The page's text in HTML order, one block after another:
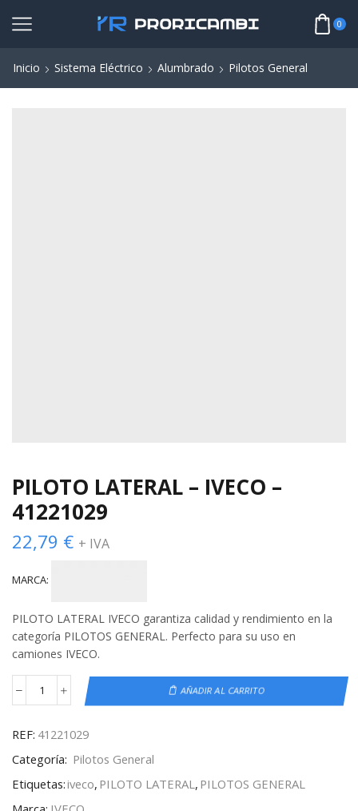
0
Inicio Sistema Eléctrico Alumbrado Pilotos General
PILOTO LATERAL – IVECO –
41221029
22,79 € + IVA
MARCA:
PILOTO LATERAL IVECO garantiza calidad y rendimiento en la
categoría PILOTOS GENERAL. Perfecto para su uso en
camiones IVECO.
AÑADIR AL CARRITO
REF: 41221029
Categoría: Pilotos General
Etiquetas:iveco, PILOTO LATERAL, PILOTOS GENERAL